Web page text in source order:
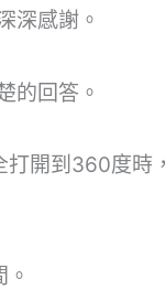
深感謝。
的回答。
開到360度時